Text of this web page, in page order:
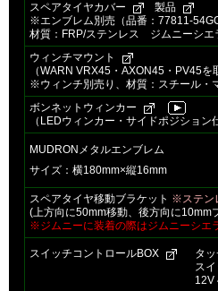
スペアタイヤカバー
製品
※エンブレム別売（品番：77811-
材質：FRP/ステンレス ジムニーシエ
ウィンチマウント
（WARN VRX45・AXON45・PV45を
※ウィンチ別売り、材質：スチール・
ボンネットウィンカー
（LEDウィンカー・サイドポジション
MUDRONメタルエンブレム
サイズ：横180mm×縦16mm
スペアタイヤ移動ブラケット ※ステン
(上方向に50mm移動、後方向に10mm
※ジムニーに装着の際はジムニーシエ
スイッチコントロールBOX
タ
ス
12V